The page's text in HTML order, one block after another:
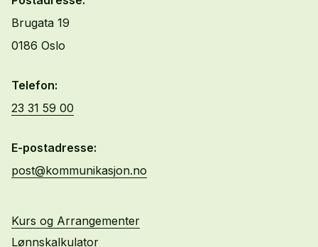
Brugata 19
0186 Oslo
Telefon:
23 31 59 00
E-postadresse:
post@kommunikasjon.no
Kurs og Arrangementer
Lønnskalkulator